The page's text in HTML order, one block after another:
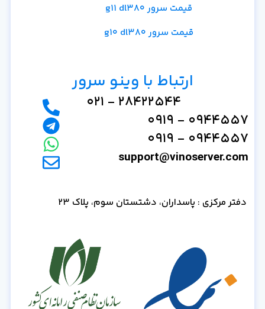
قیمت سرور g11 dl380
قیمت سرور g10 dl380
ارتباط با وینو سرور
28422544 - 021
0944557 - 0919
0944557 - 0919
support@vinoserver.com
دفتر مرکزی : پاسداران، دشتستان سوم، پلاک 23